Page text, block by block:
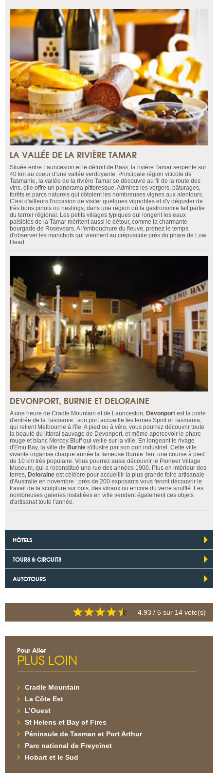
LA VALLÉE DE LA RIVIÈRE TAMAR
Située entre Launceston et le détroit de Bass, la rivière Tamar serpente sur
40 km au coeur d'une vallée verdoyante. Principale région viticole de
Tasmanie, la vallée de la rivière Tamar se découvre au fil de la route des
vins, elle offre un panorama pittoresque. Admirez les vergers, pâturages,
forêts et parcs naturels qui côtoient les nombreuses vignes aux alentours.
C'est d'ailleurs l'occasion de visiter quelques vignobles et d'y déguster de
très bons pinots ou rieslings, dans une région où la gastronomie fait partie
du terroir régional. Les petits villages typiques qui longent les eaux
paisibles de la Tamar méritent aussi le détour, comme la charmante
bourgade de Rosevears. A l'embouchure du fleuve, prenez le temps
d'observer les manchots qui viennent au crépuscule près du phare de Low
Head.
DEVONPORT, BURNIE ET DELORAINE
A une heure de Cradle Mountain et de Launceston, Devonport est la porte
d'entrée de la Tasmanie : son port accueille les ferries Spirit of Tasmania,
qui relient Melbourne à l'île. A pied ou à vélo, vous pourrez découvrir toute
la beauté du littoral sauvage de Devonport, et même apercevoir le phare
rouge et blanc Mercey Bluff qui veille sur la ville. En longeant le rivage
d'Emu Bay, la ville de Burnie s'illustre par son port industriel. Cette ville
vivante organise chaque année la fameuse Burnie Ten, une course à pied
de 10 km très populaire. Vous pourrez aussi découvrir le Pioneer Village
Museum, qui a reconstitué une rue des années 1900. Plus en intérieur des
terres, Deloraine est célèbre pour accueillir la plus grande foire artisanale
d'Australie en novembre : près de 200 exposants vous feront découvrir le
travail de la sculpture sur bois, des vitraux ou encore du verre soufflé. Les
nombreuses galeries installées en ville vendent également ces objets
d'artisanat toute l'année.
HÔTELS
TOURS & CIRCUITS
AUTOTOURS
4.93 / 5 sur 14 vote(s)
Pour Aller
PLUS LOIN
Cradle Mountain
La Côte Est
L’Ouest
St Helens et Bay of Fires
Péninsule de Tasman et Port Arthur
Parc national de Freycinet
Hobart et le Sud